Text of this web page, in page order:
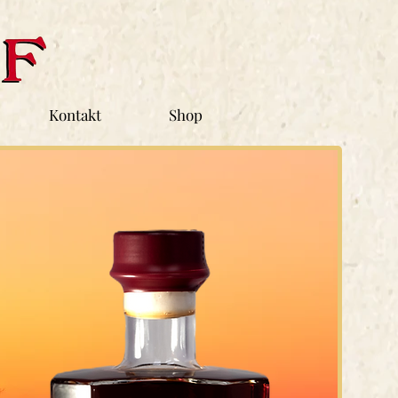
Kontakt Shop